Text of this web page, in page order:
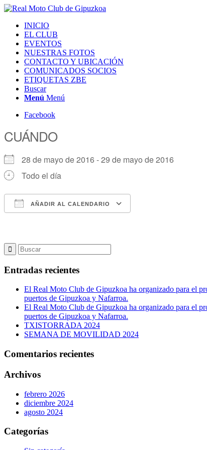
INICIO
EL CLUB
EVENTOS
NUESTRAS FOTOS
CONTACTO Y UBICACIÓN
COMUNICADOS SOCIOS
ETIQUETAS ZBE
Buscar
Menú Menú
Facebook
CUÁNDO
28 de mayo de 2016 - 29 de mayo de 2016
Todo el día
AÑADIR AL CALENDARIO
Entradas recientes
El Real Moto Club de Gipuzkoa ha organizado para el
puertos de Gipuzkoa y Nafarroa.
El Real Moto Club de Gipuzkoa ha organizado para el
puertos de Gipuzkoa y Nafarroa.
TXISTORRADA 2024
SEMANA DE MOVILIDAD 2024
Comentarios recientes
Archivos
febrero 2026
diciembre 2024
agosto 2024
Categorías